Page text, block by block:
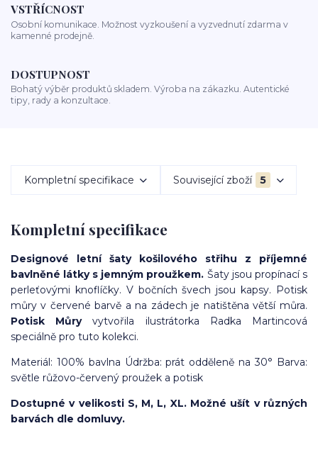
VSTŘÍCNOST
Osobní komunikace. Možnost vyzkoušení a vyzvednutí zdarma v
kamenné prodejně.
DOSTUPNOST
Bohatý výběr produktů skladem. Výroba na zákazku. Autentické
tipy, rady a konzultace.
Kompletní specifikace Související zboží 5
Kompletní specifikace
Designové letní šaty košilového střihu z příjemné
bavlněné látky s jemným proužkem. Šaty jsou propínací s
perleťovými knoflíčky. V bočních švech jsou kapsy. Potisk
můry v červené barvě a na zádech je natištěna větší můra.
Potisk Můryvytvořila ilustrátorka Radka Martincová
speciálně pro tuto kolekci.
Materiál: 100% bavlna Údržba: prát odděleně na 30° Barva:
světle růžovo-červený proužek a potisk
Dostupné v velikosti S, M, L, XL. Možné ušít v různých
barvách dle domluvy.